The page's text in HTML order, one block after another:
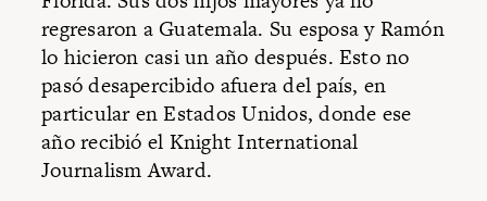
regresaron a Guatemala. Su esposa y Ramón
lo hicieron casi un año después. Esto no
pasó desapercibido afuera del país, en
particular en Estados Unidos, donde ese
año recibió el Knight International
Journalism Award.